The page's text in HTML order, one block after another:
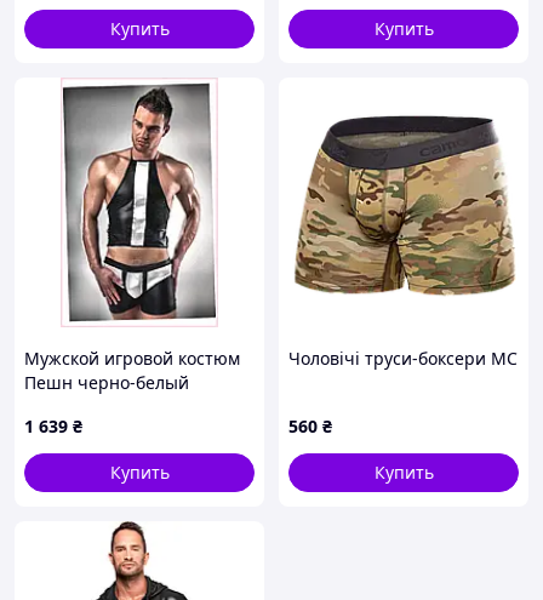
Купить
Купить
Мужской игровой костюм
Пешн черно-белый
1 639 ₴
Купить
Чоловічі труси-боксери MC
560 ₴
Купить